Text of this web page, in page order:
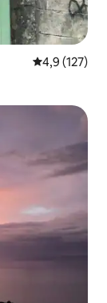
4,9 af 5 í
4,9 (127)